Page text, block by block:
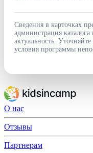
Сведения в карточках
администрация
актуальность.
условия программы
О нас
Отзывы
Партнерам